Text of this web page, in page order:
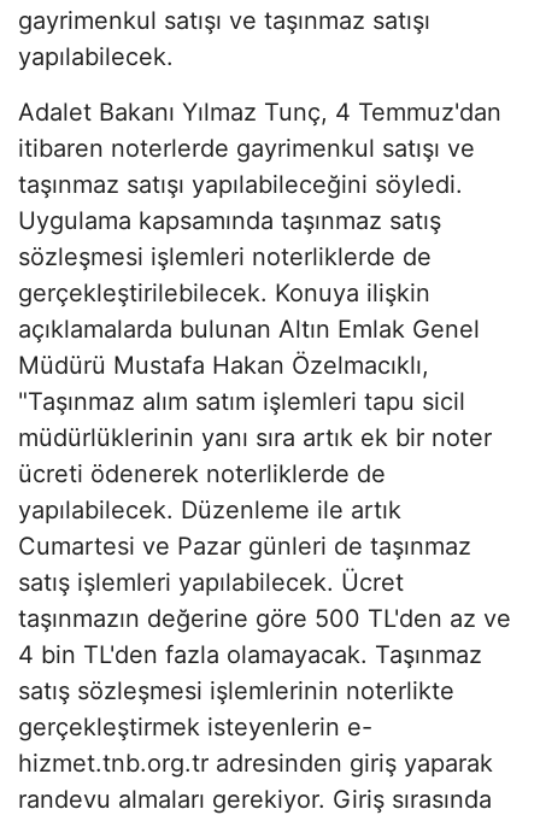
gayrimenkul satışı ve taşınmaz satışı
yapılabilecek.
Adalet Bakanı Yılmaz Tunç, 4 Temmuz'dan
itibaren noterlerde gayrimenkul satışı ve
taşınmaz satışı yapılabileceğini söyledi.
Uygulama kapsamında taşınmaz satış
sözleşmesi işlemleri noterliklerde de
gerçekleştirilebilecek. Konuya ilişkin
açıklamalarda bulunan Altın Emlak Genel
Müdürü Mustafa Hakan Özelmacıklı,
"Taşınmaz alım satım işlemleri tapu sicil
müdürlüklerinin yanı sıra artık ek bir noter
ücreti ödenerek noterliklerde de
yapılabilecek. Düzenleme ile artık
Cumartesi ve Pazar günleri de taşınmaz
satış işlemleri yapılabilecek. Ücret
taşınmazın değerine göre 500 TL'den az ve
4 bin TL'den fazla olamayacak. Taşınmaz
satış sözleşmesi işlemlerinin noterlikte
gerçekleştirmek isteyenlerin e-
hizmet.tnb.org.tr adresinden giriş yaparak
randevu almaları gerekiyor. Giriş sırasında